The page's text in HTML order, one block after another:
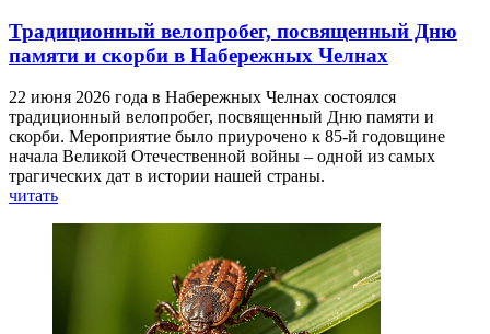
Традиционный велопробег, посвященный Дню
памяти и скорби в Набережных Челнах
22 июня 2026 года в Набережных Челнах состоялся
традиционный велопробег, посвященный Дню памяти и
скорби. Мероприятие было приурочено к 85-й годовщине
начала Великой Отечественной войны – одной из самых
трагических дат в истории нашей страны.
читать